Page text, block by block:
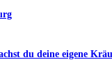
du deine eigene